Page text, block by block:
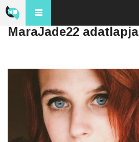
MaraJade22 adatlapja